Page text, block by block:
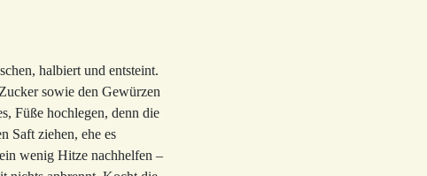
halbiert und entsteint.
sowie den Gewürzen
Füße hochlegen, denn die
Saft ziehen, ehe es
wenig Hitze nachhelfen –